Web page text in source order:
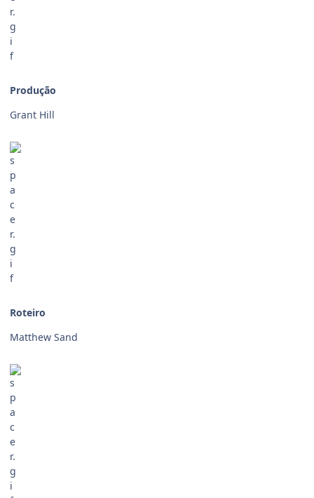
Produção
Grant Hill
Roteiro
Matthew Sand